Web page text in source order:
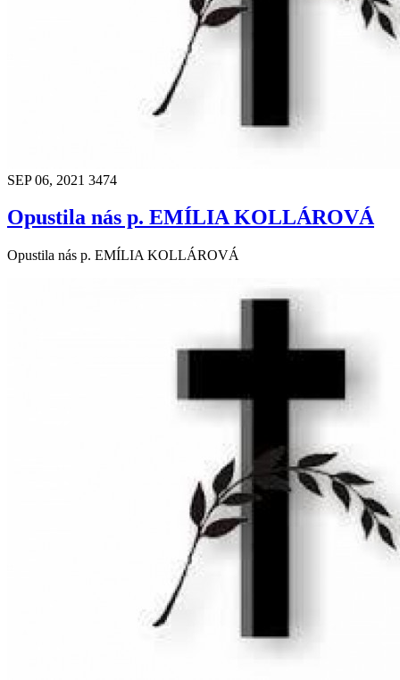
SEP 06, 2021 3474
Opustila nás p. EMÍLIA KOLLÁROVÁ
Opustila nás p. EMÍLIA KOLLÁROVÁ